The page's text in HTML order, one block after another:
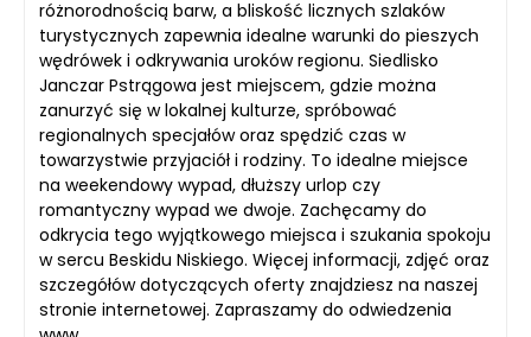
różnorodnością barw, a bliskość licznych szlaków
turystycznych zapewnia idealne warunki do pieszych
wędrówek i odkrywania uroków regionu. Siedlisko
Janczar Pstrągowa jest miejscem, gdzie można
zanurzyć się w lokalnej kulturze, spróbować
regionalnych specjałów oraz spędzić czas w
towarzystwie przyjaciół i rodziny. To idealne miejsce
na weekendowy wypad, dłuższy urlop czy
romantyczny wypad we dwoje. Zachęcamy do
odkrycia tego wyjątkowego miejsca i szukania spokoju
w sercu Beskidu Niskiego. Więcej informacji, zdjęć oraz
szczegółów dotyczących oferty znajdziesz na naszej
stronie internetowej. Zapraszamy do odwiedzenia